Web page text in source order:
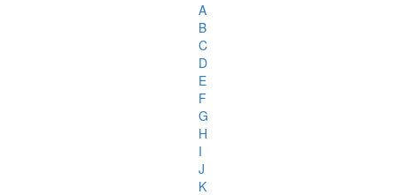
A
B
C
D
E
F
G
H
I
J
K